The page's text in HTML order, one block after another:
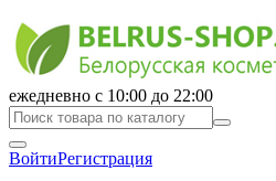
ежедневно с 10:00 до 22:00
ВойтиРегистрация